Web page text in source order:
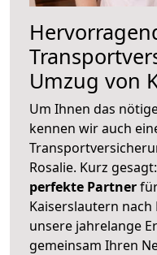
Umzug von
Um Ihnen das
kennen wir auch
Rosalie. Kurz
perfekte Partner
Kaiserslautern nach
unsere jahrelange
gemeinsam Ihren